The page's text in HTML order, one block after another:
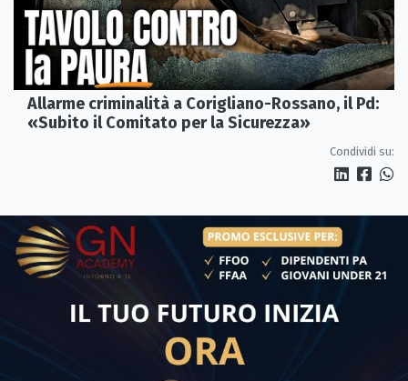
Allarme criminalità a Corigliano-Rossano, il Pd:
«Subito il Comitato per la Sicurezza»
Condividi su: